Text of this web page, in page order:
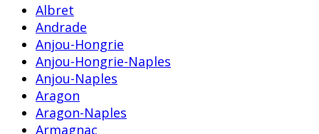
Albret
Andrade
Anjou-Hongrie
Anjou-Hongrie-Naples
Anjou-Naples
Aragon
Aragon-Naples
Armagnac